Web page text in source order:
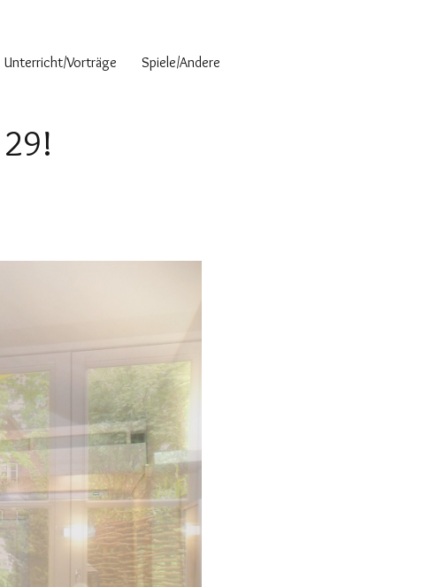
Unterricht/Vorträge Spiele/Andere